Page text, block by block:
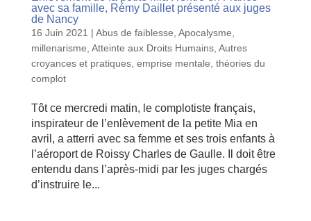
avec sa famille, Rémy Daillet présenté aux juges
de Nancy
16 Juin 2021 | Abus de faiblesse Apocalysme,
millenarisme Atteinte aux Droits Humains, Autres
croyances et pratiques, emprise mentale théories du
complot
Tôt ce mercredi matin, le complotiste français,
inspirateur de l’enlèvement de la petite Mia en
avril, a atterri avec sa femme et ses trois enfants à
l’aéroport de Roissy Charles de Gaulle. Il doit être
entendu dans l’après-midi par les juges chargés
d’instruire le...